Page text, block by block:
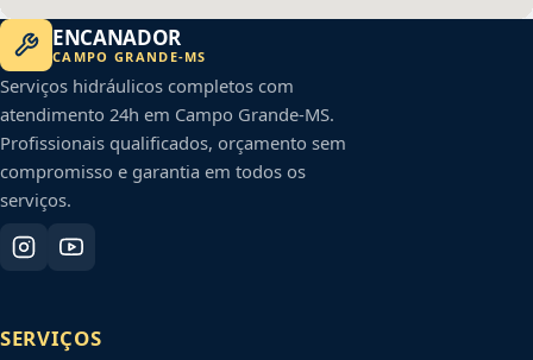
ENCANADOR
CAMPO GRANDE-MS
Serviços hidráulicos completos com
atendimento 24h em Campo Grande-MS.
Profissionais qualificados, orçamento sem
compromisso e garantia em todos os
serviços.
SERVIÇOS